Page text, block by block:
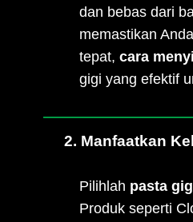
dan bebas dari
memastikan
tepat, cara
gigi yang efektif
2. Manfaatkan
Pilihlah pasta
Produk seperti